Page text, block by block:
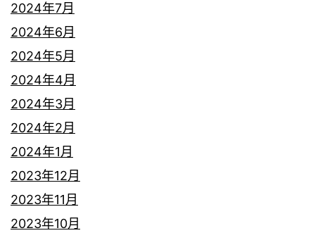
2024年7月
2024年6月
2024年5月
2024年4月
2024年3月
2024年2月
2024年1月
2023年12月
2023年11月
2023年10月